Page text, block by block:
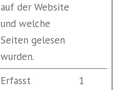
auf der Website
und welche
Seiten gelesen
wurden.
Erfasst
1